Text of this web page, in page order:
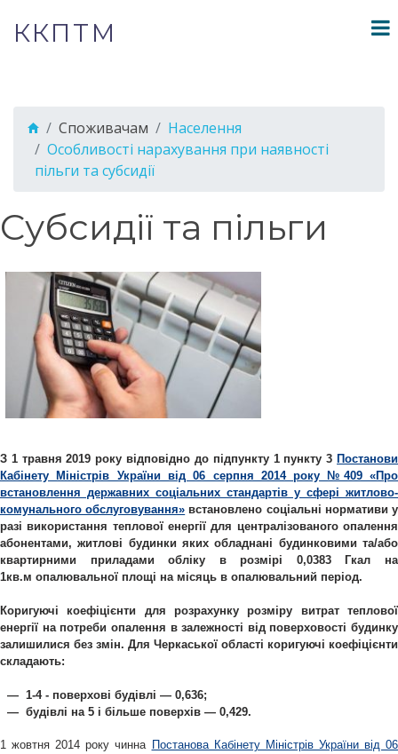
ККПТМ
Споживачам
Населення
Особливості нарахування при наявності
пільги та субсидії
Субсидії та пільги
З 1 травня 2019 року відповідно до підпункту 1 пункту 3 Постанови
Кабінету Міністрів України від 06 серпня 2014 року №409 «Про
встановлення державних соціальних стандартів у сфері житлово-
комунального обслуговування» встановлено соціальні нормативи у
разі використання теплової енергії для централізованого опалення
абонентами, житлові будинки яких обладнані будинковими та/або
квартирними приладами обліку врозмірі 0,0383 Гкал на
1кв.м опалювальної площі на місяць в опалювальний період.
Коригуючі коефіцієнти для розрахунку розміру витрат теплової
енергії на потреби опалення в залежності від поверховості будинку
залишилися без змін. Для Черкаської області коригуючі коефіцієнти
складають:
— 1-4 - поверхові будівлі — 0,636;
— будівлі на 5 і більше поверхів — 0,429.
1 жовтня 2014 року чинна Постанова Кабінету Міністрів України від 06